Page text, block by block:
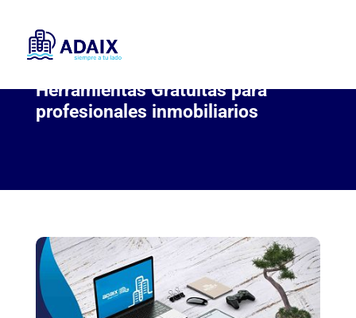
Herramientas Gratuitas para
profesionales inmobiliarios